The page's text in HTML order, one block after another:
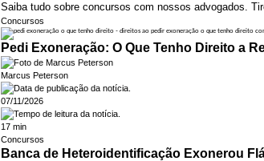
Saiba tudo sobre concursos com nossos advogados.
Concursos
Pedi Exoneração: O Que Tenho Direito a
Marcus Peterson
07/11/2026
17 min
Concursos
Banca de Heteroidentificação Exonerou